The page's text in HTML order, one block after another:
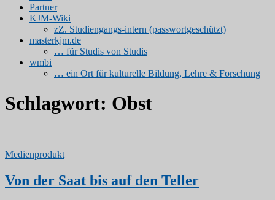
Partner
KJM-Wiki
zZ. Studiengangs-intern (passwortgeschützt)
masterkjm.de
… für Studis von Studis
wmbi
… ein Ort für kulturelle Bildung, Lehre & Forschung
Schlagwort: Obst
Medienprodukt
Von der Saat bis auf den Teller